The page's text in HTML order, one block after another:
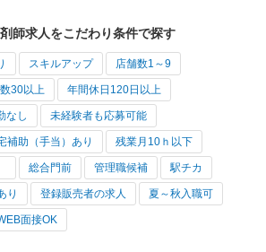
師求人をこだわり条件で探す
スキルアップ 店舗数1～9
30以上 年間休日120日以上
なし 未経験者も応募可能
補助（手当）あり 残業月10ｈ以下
総合門前 管理職候補 駅チカ
り 登録販売者の求人 夏～秋入職可
面接OK